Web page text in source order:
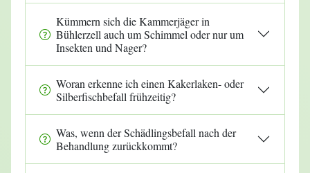
Kümmern sich die Kammerjäger in
Bühlerzell auch um Schimmel oder nur um
Insekten und Nager?
Woran erkenne ich einen Kakerlaken- oder
Silberfischbefall frühzeitig?
Was, wenn der Schädlingsbefall nach der
Behandlung zurückkommt?